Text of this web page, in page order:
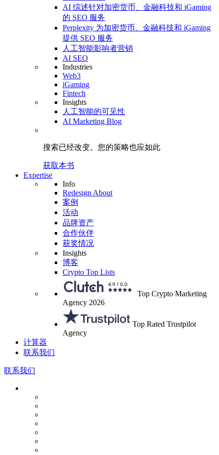
AI 综述针对加密货币、金融科技和 iGaming
的 SEO 服务
Perplexity 为加密货币、金融科技和 iGaming
提供 SEO 服务
人工智能影响者营销
AI SEO
Industries
Web3
iGaming
Fintech
Insights
人工智能的可见性
AI Marketing Blog
搜索已经改变。 您的策略也应如此
获取本书
Expertise
Info
Redesign About
案例
活动
品牌资产
合作伙伴
获奖情况
Insights
博客
Crypto Top Lists
Top Crypto Marketing
Agency 2026
Top Rated Trustpilot
Agency
计算器
联系我们
联系我们